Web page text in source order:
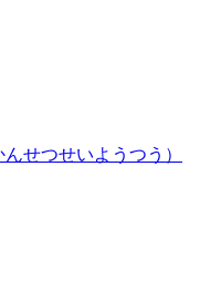
せつせいようつう）